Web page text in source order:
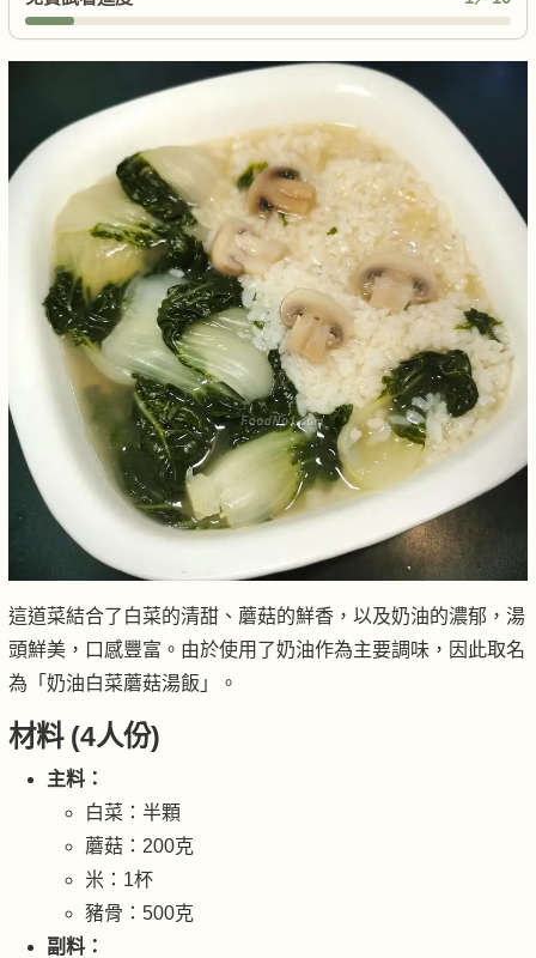
這道菜結合了白菜的清甜、蘑菇的鮮香，以及奶油的濃郁，湯
頭鮮美，口感豐富。由於使用了奶油作為主要調味，因此取名
為「奶油白菜蘑菇湯飯」。
材料 (4人份)
主料：
白菜：半顆
蘑菇：200克
米：1杯
豬骨：500克
副料：